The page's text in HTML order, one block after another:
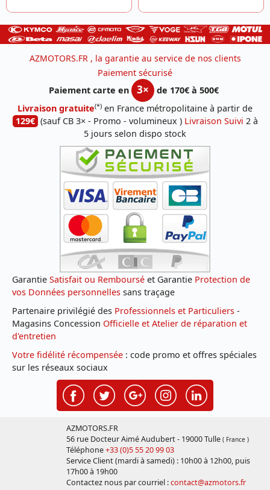
AZMOTORS.FR , la garantie au service de nos clients
Paiement sécurisé
Paiement carte en
3×
de 170€ à 500€
Livraison gratuite(*) en France métropolitaine à partir de
129€ (sauf CB 3× - Promo - volumineux ) Livraison Suivi 2 à
5 jours selon dispo stock
Garantie Satisfait ou Remboursé et Garantie Protection de
vos Données personnelles sans traçage
Partenaire privilégié des Professionnels et Particuliers -
Magasins Concession Officielle et Atelier de réparation et
d'entretien
Votre fidélité récompensée : code promo et offres spéciales
sur les réseaux sociaux
AZMOTORS.FR
56 rue Docteur Aimé Audubert - 19000 Tulle ( France )
Téléphone+33 (0)5 55 20 99 03
Service Client (mardi à samedi) : 10h00 à 12h00, puis
17h00 à 19h00
Contactez nous par courriel :contact@azmotors.fr